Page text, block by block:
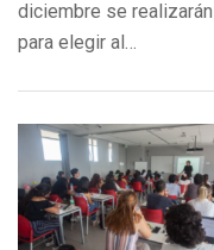
diciembre se
para elegir al…